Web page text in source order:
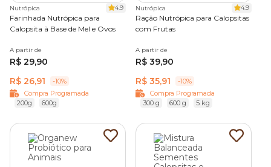
Nutrópica 4.9
Farinhada Nutrópica para
Calopsita à Base de Mel e Ovos
A partir de
R$ 29,90
R$ 26,91
-10%
Compra Programada
200g
600g
Nutrópica 4.9
Ração Nutrópica para Calopsitas
com Frutas
A partir de
R$ 39,90
R$ 35,91
-10%
Compra Programada
300 g
600 g 5 kg